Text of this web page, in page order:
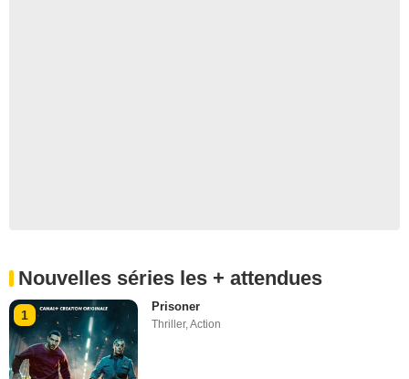
Nouvelles séries les + attendues
1
Prisoner
Thriller,Action